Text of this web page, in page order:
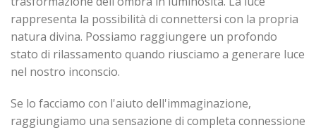
rappresenta la possibilità di connettersi con la propria
natura divina. Possiamo raggiungere un profondo
stato di rilassamento quando riusciamo a generare luce
nel nostro inconscio.
Se lo facciamo con l'aiuto dell'immaginazione,
raggiungiamo una sensazione di completa connessione